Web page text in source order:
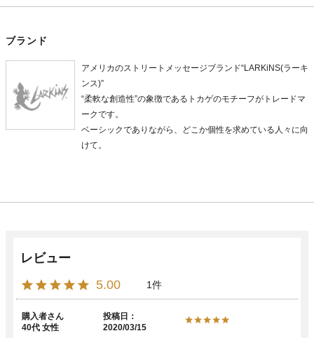
ブランド
アメリカのストリートメッセージブランド“LARKiNS(ラーキ
ンス)”
“柔軟な創造性”の象徴であるトカゲのモチーフがトレードマ
ークです。
ベーシックでありながら、どこか個性を求めている人々に向
けて。
5.00 1
購入者
40代 女性
投稿日
2020/03/15